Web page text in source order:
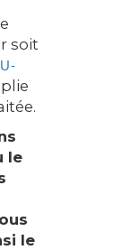
soit
le
le